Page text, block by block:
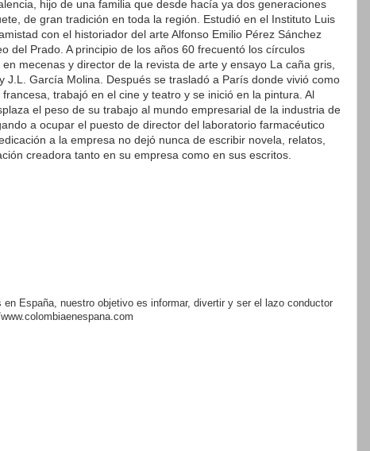
hijo de una familia que desde hacía ya dos generaciones
de gran tradición en toda la región. Estudió en el Instituto Luis
con el historiador del arte Alfonso Emilio Pérez Sánchez
del Prado. A principio de los años 60 frecuentó los círculos
mecenas y director de la revista de arte y ensayo La caña gris,
J.L. García Molina. Después se trasladó a París donde vivió como
trabajó en el cine y teatro y se inició en la pintura. Al
el peso de su trabajo al mundo empresarial de la industria de
a ocupar el puesto de director del laboratorio farmacéutico
a la empresa no dejó nunca de escribir novela, relatos,
creadora tanto en su empresa como en sus escritos.
en España, nuestro objetivo es informar, divertir y ser el lazo conductor